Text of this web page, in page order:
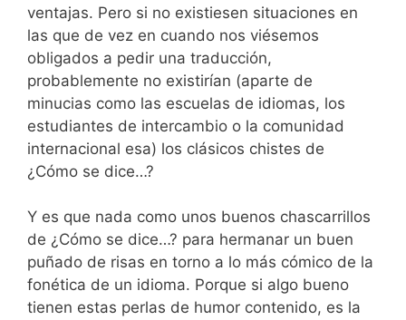
ventajas. Pero si no existiesen situaciones en
las que de vez en cuando nos viésemos
obligados a pedir una traducción,
probablemente no existirían (aparte de
minucias como las escuelas de idiomas, los
estudiantes de intercambio o la comunidad
internacional esa) los clásicos chistes de
¿Cómo se dice…?
Y es que nada como unos buenos chascarrillos
de ¿Cómo se dice…? para hermanar un buen
puñado de risas en torno a lo más cómico de la
fonética de un idioma. Porque si algo bueno
tienen estas perlas de humor contenido, es la